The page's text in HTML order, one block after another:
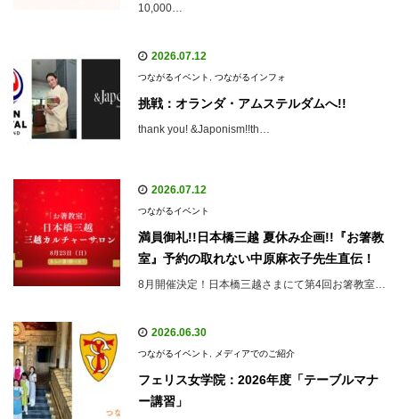
10,000…
2026.07.12
つながるイベント つながるインフォ
挑戦：オランダ・アムステルダムへ!!
thank you! &Japonism!!th…
2026.07.12
つながるイベント
満員御礼!!日本橋三越 夏休み企画!!『お箸教
室』予約の取れない中原麻衣子先生直伝！
8月開催決定！日本橋三越さまにて第4回お箸教室…
2026.06.30
つながるイベント メディアでのご紹介
フェリス女学院：2026年度「テーブルマナ
ー講習」